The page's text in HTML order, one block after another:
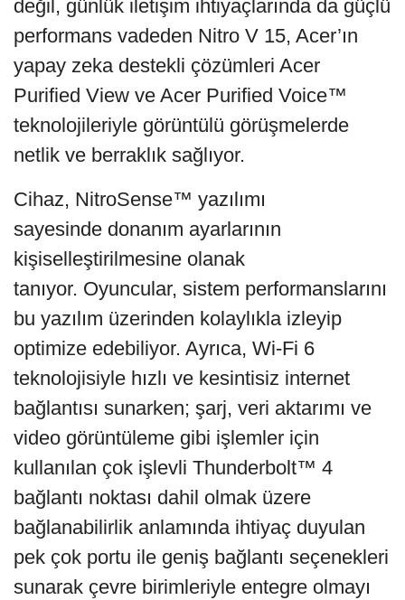
değil, günlük iletişim ihtiyaçlarında da güçlü
performans vadeden Nitro V 15, Acer’ın
yapay zeka destekli çözümleri Acer
Purified View ve Acer Purified Voice™
teknolojileriyle görüntülü görüşmelerde
netlik ve berraklık sağlıyor.
Cihaz, NitroSense™ yazılımı
sayesinde donanım ayarlarının
kişiselleştirilmesine olanak
tanıyor. Oyuncular, sistem performanslarını
bu yazılım üzerinden kolaylıkla izleyip
optimize edebiliyor. Ayrıca, Wi-Fi 6
teknolojisiyle hızlı ve kesintisiz internet
bağlantısı sunarken; şarj, veri aktarımı ve
video görüntüleme gibi işlemler için
kullanılan çok işlevli Thunderbolt™ 4
bağlantı noktası dahil olmak üzere
bağlanabilirlik anlamında ihtiyaç duyulan
pek çok portu ile geniş bağlantı seçenekleri
sunarak çevre birimleriyle entegre olmayı